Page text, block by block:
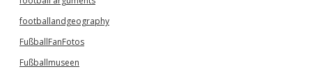
footballandgeography
FußballFanFotos
Fußballmuseen